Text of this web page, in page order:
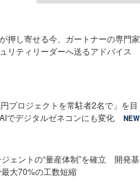
押し寄せる今、ガートナーの専門家
リティリーダーへ送るアドバイス
プロジェクトを常駐者2名で」を目
でデジタルゼネコンにも変化
NEW
ェントの“量産体制”を確立 開発基
大70%の工数短縮